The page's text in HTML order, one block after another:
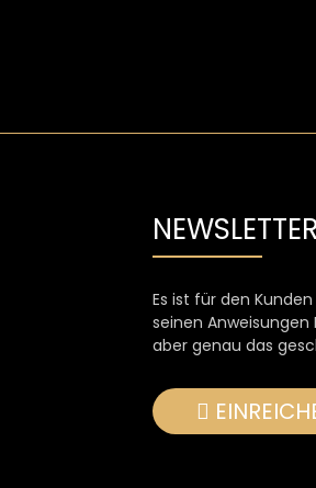
NEWSLETTER
Es ist für den
seinen Anweisungen
aber genau das